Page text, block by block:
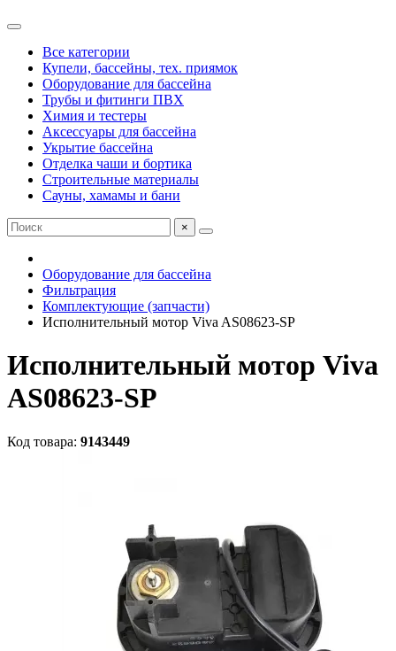
Все категории
Купели, бассейны, тех. приямок
Оборудование для бассейна
Трубы и фитинги ПВХ
Химия и тестеры
Аксессуары для бассейна
Укрытие бассейна
Отделка чаши и бортика
Строительные материалы
Сауны, хамамы и бани
×
Оборудование для бассейна
Фильтрация
Комплектующие (запчасти)
Исполнительный мотор Viva AS08623-SP
Исполнительный мотор Viva
AS08623-SP
Код товара: 9143449